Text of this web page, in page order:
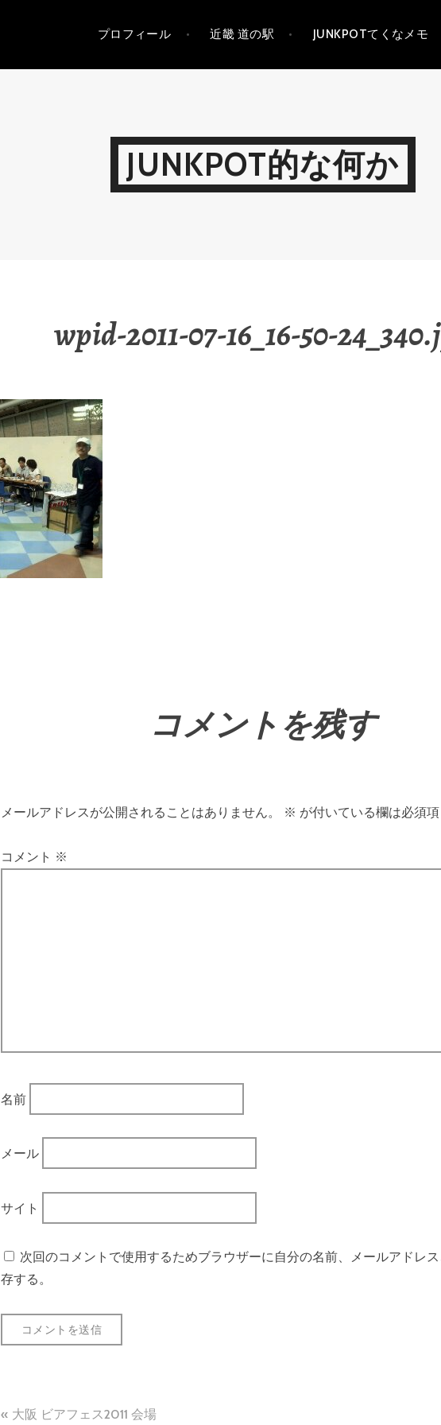
プロフィール 近畿 道の駅 JUNKPOTてくなメモ
JUNKPOT的な何か
wpid-2011-07-16_16-50-
コメントを残す
メールアドレスが公開されることはありません。 ※ が付いている欄は必須
コメント ※
名前
メール
サイト
次回のコメントで使用するためブラウザーに自分の名前、メールアドレ
存する。
投
大阪 ビアフェス2011 会場